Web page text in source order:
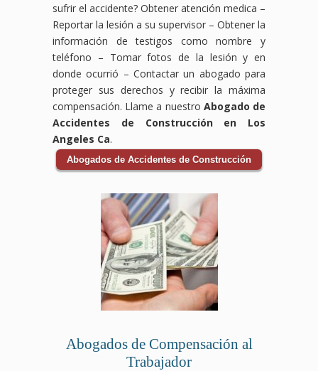
sufrir el accidente? Obtener atención medica –
Reportar la lesión a su supervisor – Obtener la
información de testigos como nombre y
teléfono – Tomar fotos de la lesión y en
donde ocurrió – Contactar un abogado para
proteger sus derechos y recibir la máxima
compensación. Llame a nuestro Abogado de
Accidentes de Construcción en Los
Angeles Ca.
Abogados de Accidentes de Construcción
Abogados de Compensación al
Trabajador